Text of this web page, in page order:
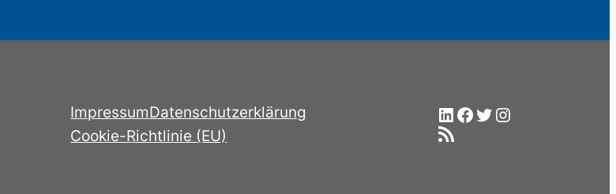
ImpressumDatenschutzerklärung
Cookie-Richtlinie (EU)
LinkedIn
Facebook
Twitter
Instagram
RSS-Feed